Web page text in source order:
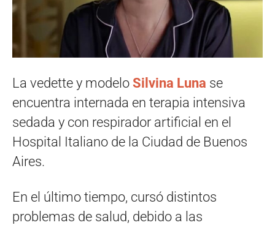
La vedette y modelo Silvina Luna se
encuentra internada en terapia intensiva
sedada y con respirador artificial en el
Hospital Italiano de la Ciudad de Buenos
Aires.
En el último tiempo, cursó distintos
problemas de salud, debido a las